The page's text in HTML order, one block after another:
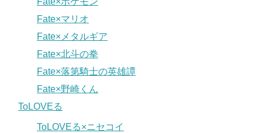
Fate×マリオ
Fate×メタルギア
Fate×北斗の拳
Fate×落第騎士の英雄譚
Fate×野崎くん
ToLOVEる
ToLOVEる×ニセコイ